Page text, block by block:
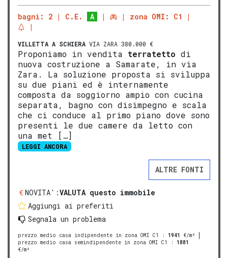
bagni: 2 C.E. A zona OMI: C1
VILLETTA A SCHIERA VIA ZARA 380.000 €
Proponiamo in vendita terratetto di
nuova costruzione a Samarate, in via
Zara. La soluzione proposta si sviluppa
su due piani ed è internamente
composta da soggiorno ampio con cucina
separata, bagno con disimpegno e scala
che ci conduce al primo piano dove sono
presenti le due camere da letto con
una met […]
LEGGI ANCORA
ALTRE FONTI
NOVITA':VALUTA questo immobile
Aggiungi ai preferiti
Segnala un problema
prezzo medio casa indipendente in zona OMI C1 : 1941
€/m²
prezzo medio casa semindipendente in zona OMI C1
: 1881
€/m²